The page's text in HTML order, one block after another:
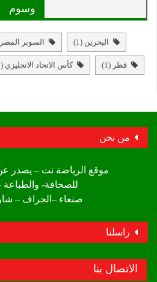
وسوم
البحرين (1) السوبر
قطر (1) كأس الاتحاد الانجليزي (1)
من نحن
موقع الرياضة نت – يصدر
للصحافة- والطباعة
صنعاء –الجراف –
راسلنا
الاتصال بنا